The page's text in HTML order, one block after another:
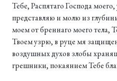
Тебе, Распятаго Господа
представляю и молю из
моем от бреннаго моего тела,
Твоем узрю, в руце мя
воздушных духов злобы
грешники, покаянием Тебе